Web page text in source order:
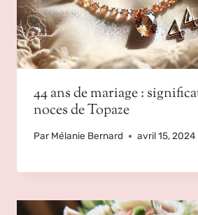
44 ans de mariage :
noces de Topaze
Par Mélanie Bernard avril 15, 2024